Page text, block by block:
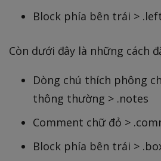
Block phía bên trái >
Còn dưới đây là những cách
Dòng chú thích phông
thông thường > .notes
Comment chữ đỏ >
Block phía bên trái >